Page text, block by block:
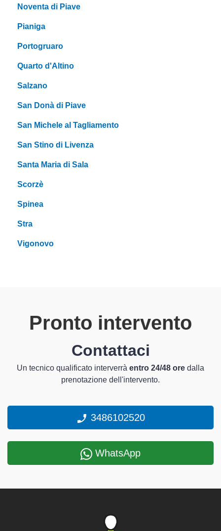
Noventa di Piave
Pianiga
Portogruaro
Quarto d'Altino
Salzano
San Donà di Piave
San Michele al Tagliamento
San Stino di Livenza
Santa Maria di Sala
Scorzè
Spinea
Stra
Vigonovo
Pronto intervento
Contattaci
Un tecnico qualificato interverrà entro 24/48 ore dalla
prenotazione dell'intervento.
3486102520
WhatsApp